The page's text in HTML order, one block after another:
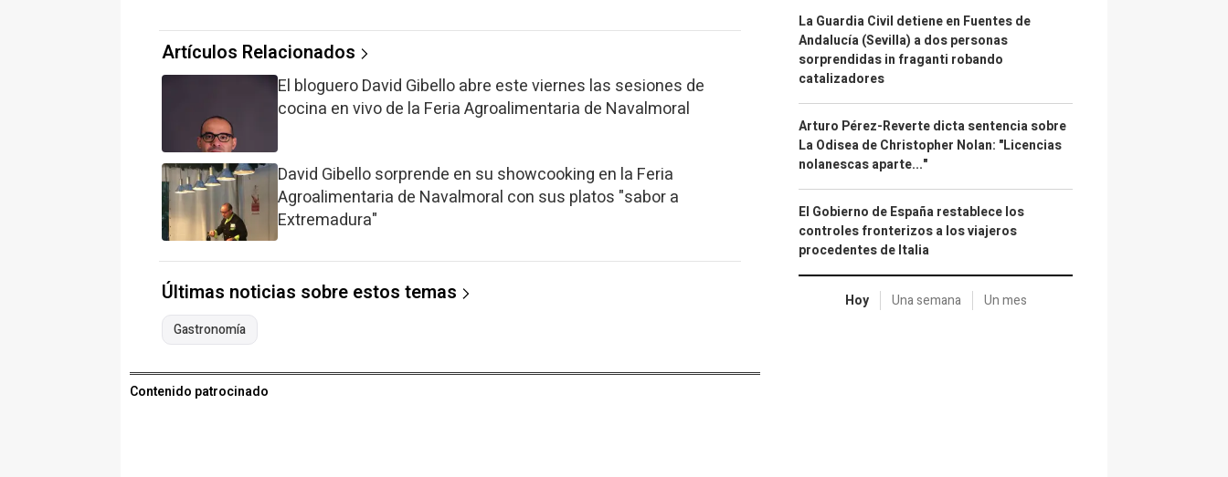
Artículos Relacionados
El bloguero David Gibello abre este viernes las sesiones de
cocina en vivo de la Feria Agroalimentaria de Navalmoral
David Gibello sorprende en su showcooking en la Feria
Agroalimentaria de Navalmoral con sus platos "sabor a
Extremadura"
Últimas noticias sobre estos temas
Gastronomía
Contenido patrocinado
La Guardia Civil detiene en Fuentes de
Andalucía (Sevilla) a dos personas
sorprendidas in fraganti robando
catalizadores
Arturo Pérez-Reverte dicta sentencia sobre
La Odisea de Christopher Nolan: "Licencias
nolanescas aparte..."
El Gobierno de España restablece los
controles fronterizos a los viajeros
procedentes de Italia
Hoy Una semana Un mes